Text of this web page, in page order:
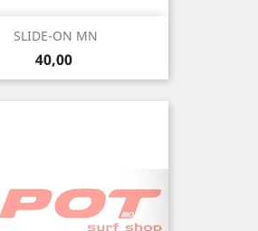
SLIDE-ON MN
Precio
40,00